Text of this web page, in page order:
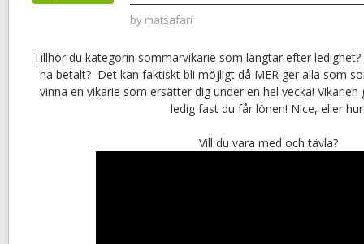
by matsafari
Tillhör du kategorin sommarvikarie som längtar efter ledighet?
ha betalt? Det kan faktiskt bli möjligt då MER ger alla som
vinna en vikarie som ersätter dig under en hel vecka!
ledig fast du får lönen! Nice, eller
Vill du vara med och tävla?